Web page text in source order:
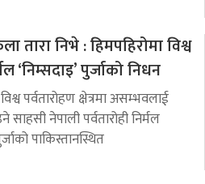
तारा निभे : हिमपहिरोमा विश्व
‘निम्सदाइ’ पुर्जाको निधन
पर्वतारोहण क्षेत्रमा असम्भवलाई
नेपाली पर्वतारोही निर्मल
पाकिस्तानस्थित